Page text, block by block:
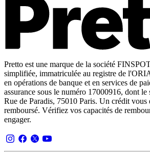
Pretto est une marque de la société
simplifiée, immatriculée au registre de
en opérations de banque et en services de
assurance sous le numéro 17000916, dont le
Rue de Paradis, 75010 Paris. Un crédit vous
remboursé. Vérifiez vos capacités de
engager.